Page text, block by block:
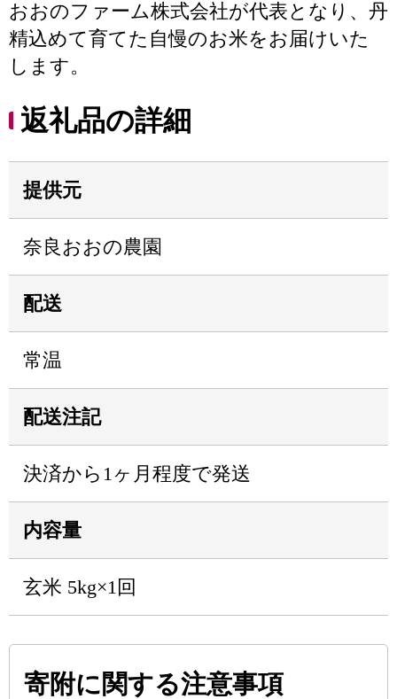
おおのファーム株式会社が代表となり、丹
精込めて育てた自慢のお米をお届けいた
します。
返礼品の詳細
提供元
奈良おおの農園
配送
常温
配送注記
決済から1ヶ月程度で発送
内容量
玄米 5kg×1回
寄附に関する注意事項